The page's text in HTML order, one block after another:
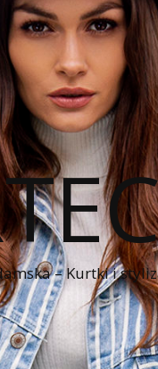
– Kurtki i